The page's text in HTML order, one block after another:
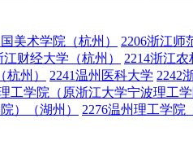
美术学院（杭州） 2206浙江师
江财经大学（杭州） 2214浙江农
州） 2241温州医科大学 2242
工学院（原浙江大学宁波理工学
）（湖州）
2276温州理工学院